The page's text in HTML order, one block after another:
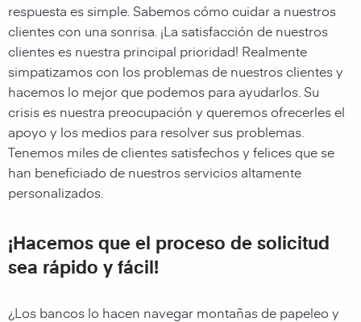
respuesta es simple. Sabemos cómo cuidar a nuestros
clientes con una sonrisa. ¡La satisfacción de nuestros
clientes es nuestra principal prioridad! Realmente
simpatizamos con los problemas de nuestros clientes y
hacemos lo mejor que podemos para ayudarlos. Su
crisis es nuestra preocupación y queremos ofrecerles el
apoyo y los medios para resolver sus problemas.
Tenemos miles de clientes satisfechos y felices que se
han beneficiado de nuestros servicios altamente
personalizados.
¡Hacemos que el proceso de solicitud
sea rápido y fácil!
¿Los bancos lo hacen navegar montañas de papeleo y